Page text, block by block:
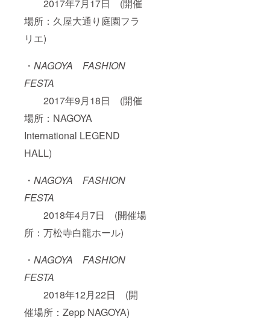
2017年7月17日 (開催
場所：久屋大通り庭園フラ
リエ)
・ NAGOYA FASHION
FESTA
2017年9月18日 (開催
場所：NAGOYA
International LEGEND
HALL)
・ NAGOYA FASHION
FESTA
2018年4月7日 (開催場
所：万松寺白龍ホール)
・ NAGOYA FASHION
FESTA
2018年12月22日 (開
催場所：Zepp NAGOYA)